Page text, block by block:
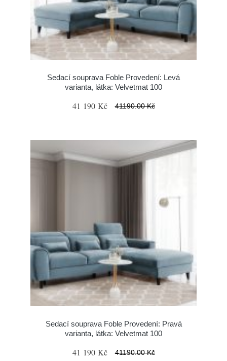
Sedací souprava Foble Provedení: Levá
varianta, látka: Velvetmat 100
41 190 Kč 41190.00 Kč
Sedací souprava Foble Provedení: Pravá
varianta, látka: Velvetmat 100
41 190 Kč 41190.00 Kč